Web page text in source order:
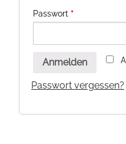
Passwort *
Anmelden
Passwort vergessen?